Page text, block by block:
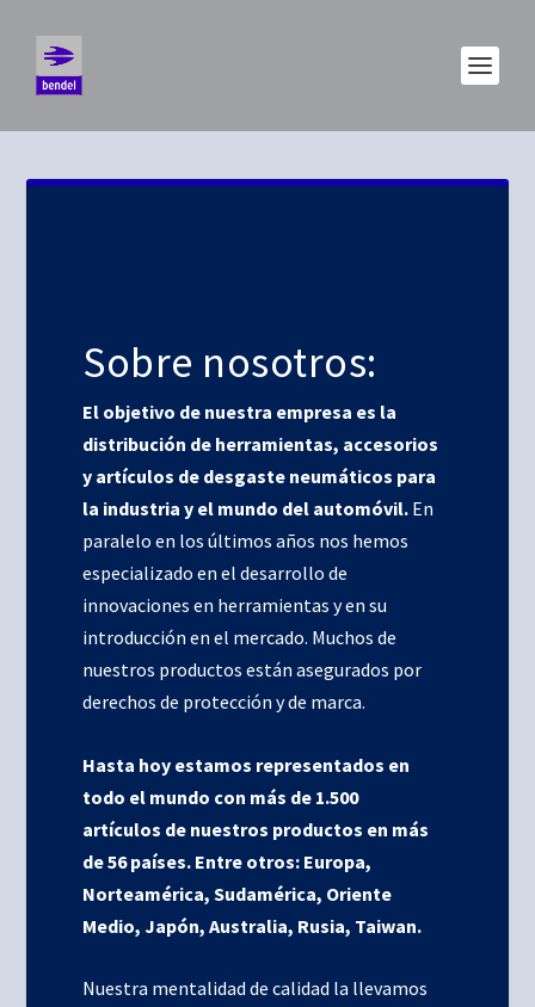
Sobre nosotros:
El objetivo de nuestra empresa es la
distribución de herramientas, accesorios
y artículos de desgaste neumáticos para
la industria y el mundo del automóvil. En
paralelo en los últimos años nos hemos
especializado en el desarrollo de
innovaciones en herramientas y en su
introducción en el mercado. Muchos de
nuestros productos están asegurados por
derechos de protección y de marca.
Hasta hoy estamos representados en
todo el mundo con más de 1.500
artículos de nuestros productos en más
de 56 países. Entre otros: Europa,
Norteamérica, Sudamérica, Oriente
Medio, Japón, Australia, Rusia, Taiwan.
Nuestra mentalidad de calidad la llevamos